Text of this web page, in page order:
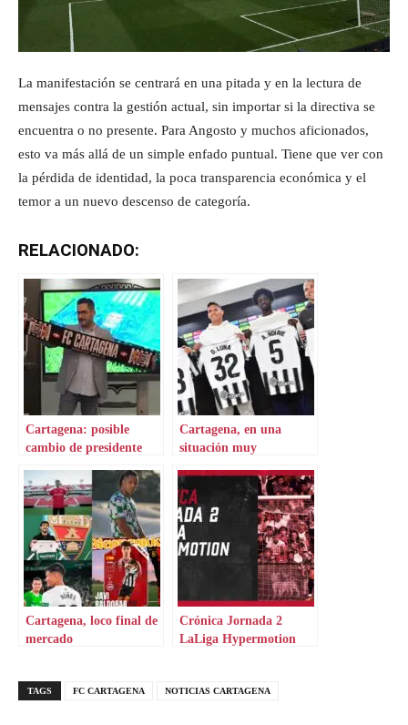
La manifestación se centrará en una pitada y en la lectura de
mensajes contra la gestión actual, sin importar si la directiva se
encuentra o no presente. Para Angosto y muchos aficionados,
esto va más allá de un simple enfado puntual. Tiene que ver con
la pérdida de identidad, la poca transparencia económica y el
temor a un nuevo descenso de categoría.
RELACIONADO:
Cartagena: posible
cambio de presidente
Cartagena, en una
situación muy
Cartagena, loco final de
mercado
Crónica Jornada 2
LaLiga Hypermotion
TAGS FC CARTAGENA NOTICIAS CARTAGENA